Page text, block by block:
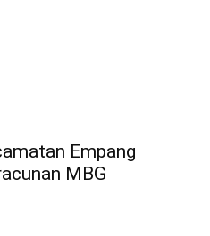
Empang
MBG